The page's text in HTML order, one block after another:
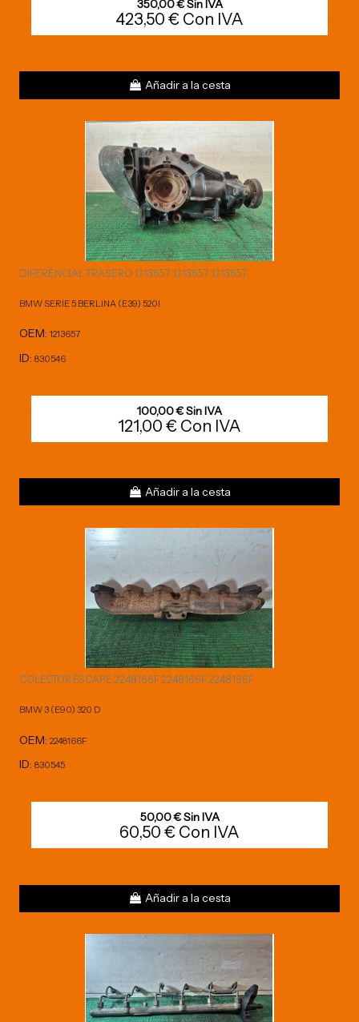
350,00 € Sin IVA
423,50 € Con IVA
Añadir a la cesta
DIFERENCIAL TRASERO 1213657 1213657 1213657
BMW SERIE 5 BERLINA (E39) 520I
OEM: 1213657
ID: 830546
100,00 € Sin IVA
121,00 € Con IVA
Añadir a la cesta
COLECTOR ESCAPE 2248166F 2248166F 2248166F
BMW 3 (E90) 320 D
OEM: 2248166F
ID: 830545
50,00 € Sin IVA
60,50 € Con IVA
Añadir a la cesta